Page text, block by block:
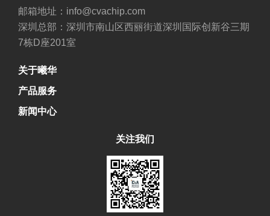
邮箱地址：info@cvachip.com
深圳总部：深圳市南山区西丽街道深圳国际创新谷三期
7栋D座201室
关于曦华
产品服务
新闻中心
关注我们